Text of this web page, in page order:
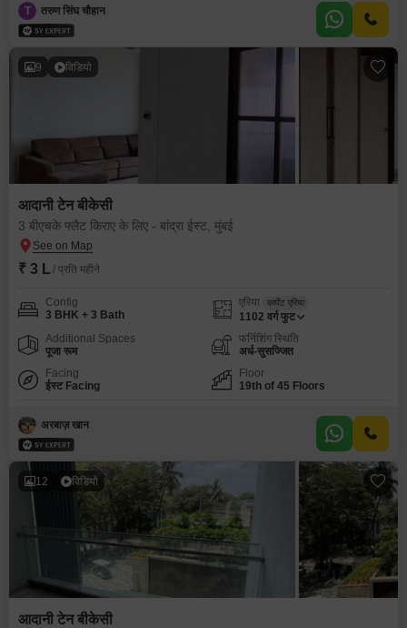
T तरुण सिंघ चौहान
9 विडियो
आदानी टेन बीकेसी
3 बीएचके फ्लैट किराए के लिए - बांद्रा ईस्ट, मुंबई
₹ 3 L / प्रति महीने
Config
3 BHK + 3 Bath
एरिया कार्पेट एरिया
1102 वर्ग फुट
Additional Spaces
पूजा रूम
फर्निशिंग स्थिति
अर्ध-सुसज्जित
Facing
ईस्ट Facing
Floor
19th of 45 Floors
अरबाज़ खान
12 विडियो
आदानी टेन बीकेसी